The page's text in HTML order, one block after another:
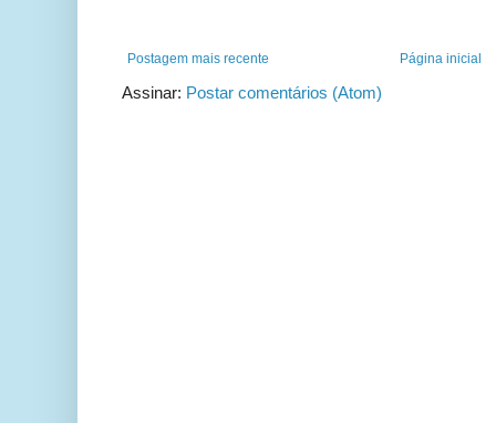
Postagem mais recente Página inicial
Assinar: Postar comentários (Atom)